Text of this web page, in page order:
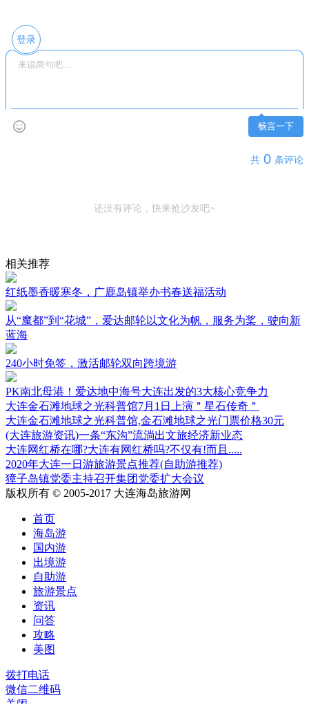
登录
畅言一下
共 0 条评论
还没有评论，快来抢沙发吧~
相关推荐
红纸墨香暖寒冬，广鹿岛镇举办书春送福活动
从“魔都”到“花城”，爱达邮轮以文化为帆，服务为桨，驶向新
蓝海
240小时免签，激活邮轮双向跨境游
PK南北母港！爱达地中海号大连出发的3大核心竞争力
大连金石滩地球之光科普馆7月1日上演＂星石传奇＂
大连金石滩地球之光科普馆,金石滩地球之光门票价格30元
(大连旅游资讯)一条“东沟”流淌出文旅经济新业态
大连网红桥在哪?大连有网红桥吗?不仅有!而且.....
2020年大连一日游旅游景点推荐(自助游推荐)
獐子岛镇党委主持召开集团党委扩大会议
版权所有 © 2005-2017 大连海岛旅游网
首页
海岛游
国内游
出境游
自助游
旅游景点
资讯
问答
攻略
美图
拨打电话
微信二维码
关闭